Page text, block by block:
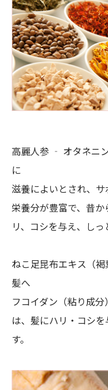
高麗人参 ‐ オタネニ
に
滋養によいとされ、
栄養分が豊富で、昔
リ、コシを与え、しっ
ねこ足昆布エキス（
髪へ
フコイダン（粘り成
は、髪にハリ・コシ
す。